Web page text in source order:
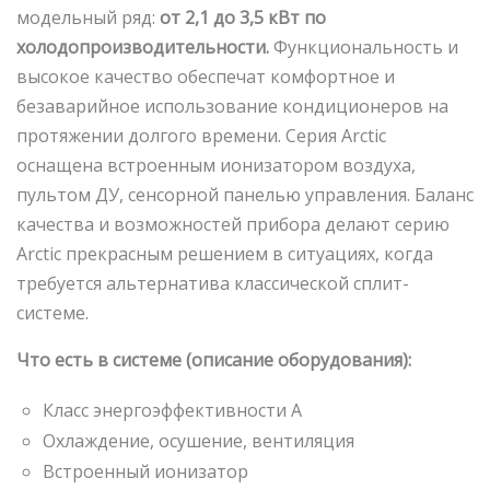
модельный ряд: от 2,1 до 3,5 кВт по
холодопроизводительности.Функциональность и
высокое качество обеспечат комфортное и
безаварийное использование кондиционеров на
протяжении долгого времени. Серия Arctic
оснащена встроенным ионизатором воздуха,
пультом ДУ, сенсорной панелью управления. Баланс
качества и возможностей прибора делают серию
Arctic прекрасным решением в ситуациях, когда
требуется альтернатива классической сплит-
системе.
Что есть в системе (описание оборудования):
Класс энергоэффективности А
Охлаждение, осушение, вентиляция
Встроенный ионизатор